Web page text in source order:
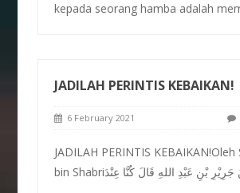
kepada seorang hamba adalah
JADILAH PERINTIS KEBAIKAN!
6 February 2021
JADILAH PERINTIS KEBAIKAN!Oleh